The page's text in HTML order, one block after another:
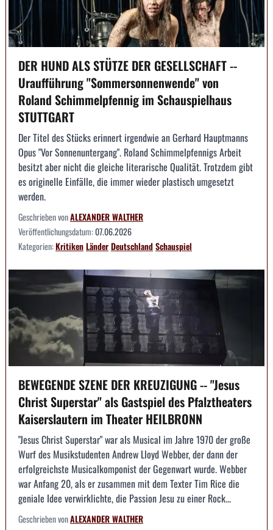
DER HUND ALS STÜTZE DER GESELLSCHAFT --
Uraufführung "Sommersonnenwende" von
Roland Schimmelpfennig im Schauspielhaus
STUTTGART
Der Titel des Stücks erinnert irgendwie an Gerhard Hauptmanns
Opus "Vor Sonnenuntergang". Roland Schimmelpfennigs Arbeit
besitzt aber nicht die gleiche literarische Qualität. Trotzdem gibt
es originelle Einfälle, die immer wieder plastisch umgesetzt
werden.
Geschrieben vonALEXANDER WALTHER
Veröffentlichungsdatum:07.06.2026
Kategorien:KritikenLänderDeutschlandSchauspiel
BEWEGENDE SZENE DER KREUZIGUNG -- "Jesus
Christ Superstar" als Gastspiel des Pfalztheaters
Kaiserslautern im Theater HEILBRONN
"Jesus Christ Superstar" war als Musical im Jahre 1970 der große
Wurf des Musikstudenten Andrew Lloyd Webber, der dann der
erfolgreichste Musicalkomponist der Gegenwart wurde. Webber
war Anfang 20, als er zusammen mit dem Texter Tim Rice die
geniale Idee verwirklichte, die Passion Jesu zu einer Rock...
Geschrieben vonALEXANDER WALTHER